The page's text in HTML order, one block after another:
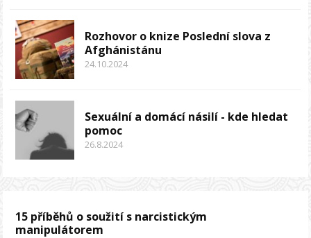
Rozhovor o knize Poslední slova z
Afghánistánu
24.10.2024
Sexuální a domácí násilí - kde hledat
pomoc
26.8.2024
15 příběhů o soužití s narcistickým
manipulátorem